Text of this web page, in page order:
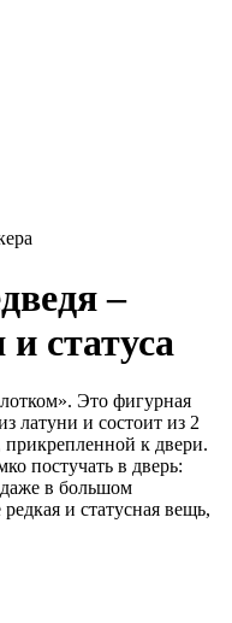
–
статуса
Это фигурная
латуни и состоит из 2
прикрепленной к двери.
постучать в дверь:
в большом
и статусная вещь,